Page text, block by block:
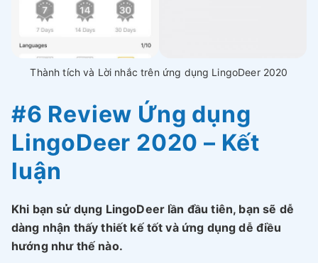
Thành tích và Lời nhắc trên ứng dụng LingoDeer 2020
#6 Review Ứng dụng
LingoDeer 2020 – Kết
luận
Khi bạn sử dụng LingoDeer lần đầu tiên, bạn sẽ dễ
dàng nhận thấy thiết kế tốt và ứng dụng dễ điều
hướng như thế nào.